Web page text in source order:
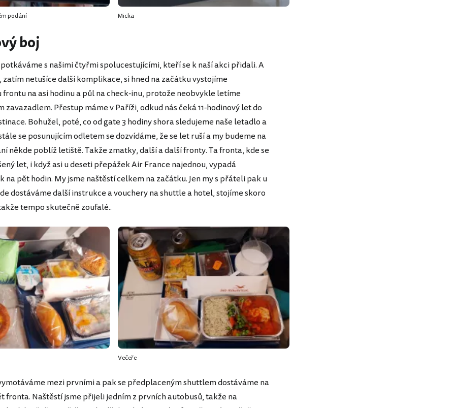
podání Micka
boj
s našimi čtyřmi spolucestujícími, kteří se k naší akci přidali. A
zatím netušíce další komplikace, si hned na začátku vystojíme
frontu na asi hodinu a půl na check-inu, protože neobvykle letíme
zavazadlem. Přestup máme v Paříži, odkud nás čeká 11-hodinový let do
Bohužel, poté, co od gate 3 hodiny shora sledujeme naše letadlo a
se posunujícím odletem se dozvídáme, že se let ruší a my budeme na
někde poblíž letiště. Takže zmatky, další a další fronty. Ta fronta, kde se
let, i když asi u deseti přepážek Air France najednou, vypadá
na pět hodin. My jsme naštěstí celkem na začátku. Jen my s přáteli pak u
dostáváme další instrukce a vouchery na shuttle a hotel, stojíme skoro
tempo skutečně zoufalé..
Večeře
mezi prvními a pak se předplaceným shuttlem dostáváme na
fronta. Naštěstí jsme přijeli jedním z prvních autobusů, takže na